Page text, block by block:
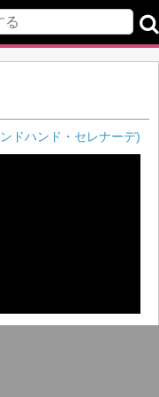
ドハンド・セレナーデ)